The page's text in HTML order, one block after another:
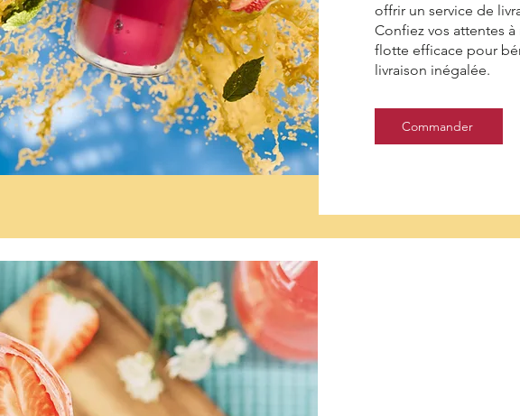
offrir un service de
Confiez vos attentes
flotte efficace pour
livraison inégalée.
Commander